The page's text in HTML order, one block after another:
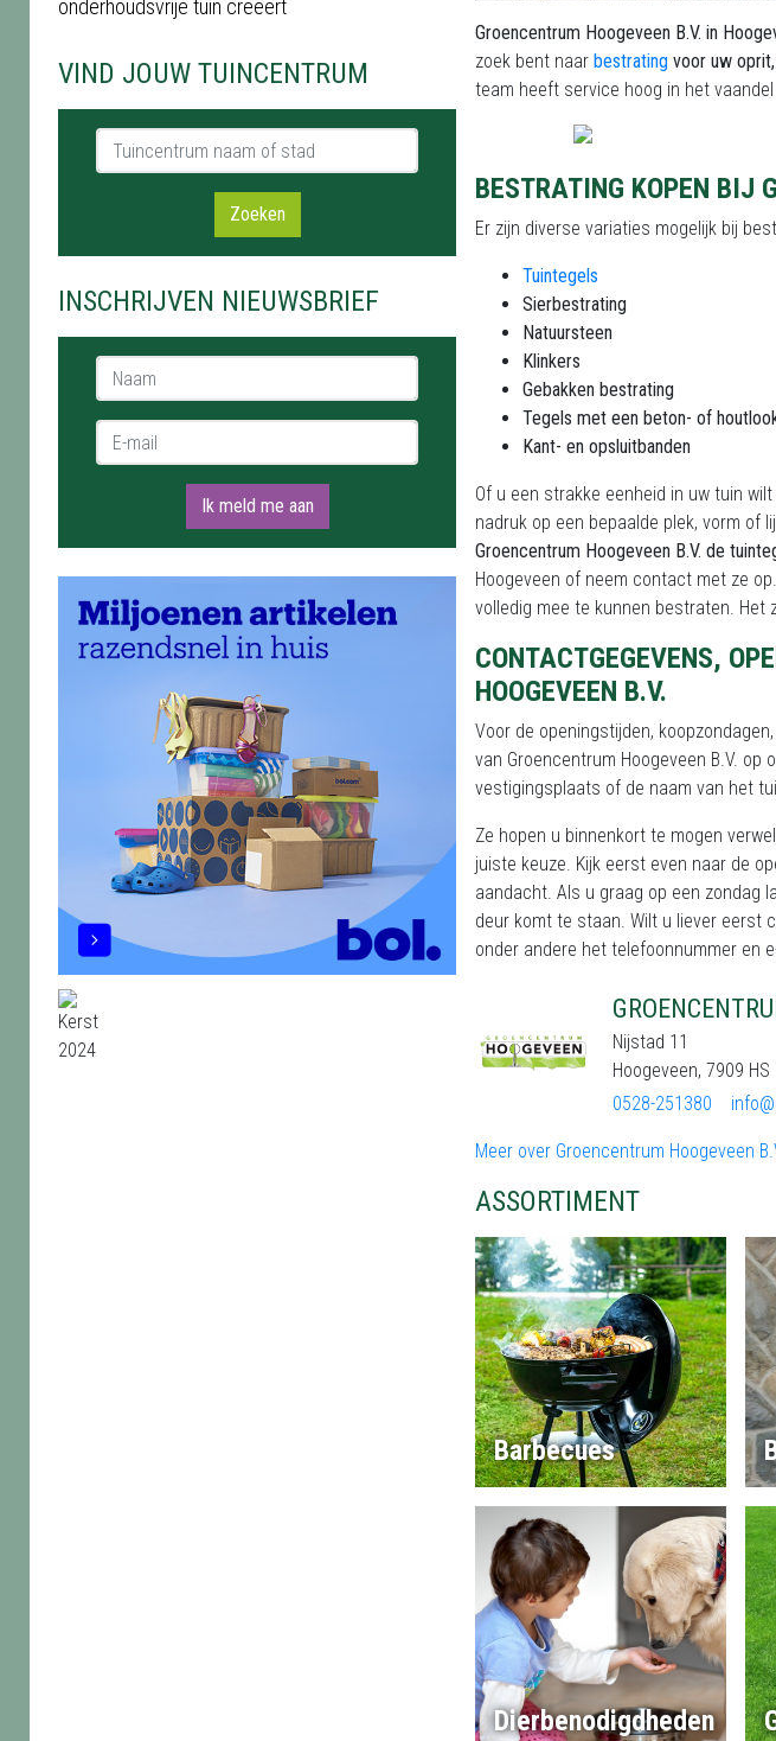
onderhoudsvrije tuin creëert
VIND JOUW TUINCENTRUM
Tuincentrum naam of stad
Zoeken
INSCHRIJVEN NIEUWSBRIEF
Naam *
E-mail *
Ik meld me aan
Groencentrum Hoogeveen B.V. in
zoek bent naar bestrating voor uw
team heeft service hoog in het
BESTRATING KOPEN BIJ
Er zijn diverse variaties mogelijk bij
Tuintegels
Sierbestrating
Natuursteen
Klinkers
Gebakken bestrating
Tegels met een beton- of
Kant- en opsluitbanden
Of u een strakke eenheid in uw tuin
nadruk op een bepaalde plek, vorm
Groencentrum Hoogeveen B.V. de
Hoogeveen of neem contact met ze
volledig mee te kunnen bestraten. Het
CONTACTGEGEVENS,
HOOGEVEEN B.V.
Voor de openingstijden,
van Groencentrum Hoogeveen B.V.
vestigingsplaats of de naam van het
Ze hopen u binnenkort te mogen
juiste keuze. Kijk eerst even naar de
aandacht. Als u graag op een zondag
deur komt te staan. Wilt u liever eerst
onder andere het telefoonnummer en
Nijstad 11
Hoogeveen, 7909 HS
0528-251380
Meer over Groencentrum Hoogeveen
ASSORTIMENT
Barbecues
Dierbenodigdheden